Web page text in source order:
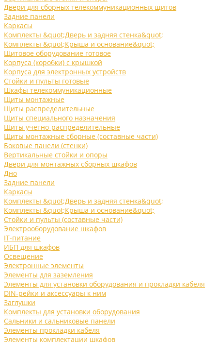
Двери для сборных телекоммуникационных щитов
Задние панели
Каркасы
Комплекты &quot;Дверь и задняя стенка&quot;
Комплекты &quot;Крыша и основание&quot;
Щитовое оборудование готовое
Корпуса (коробки) с крышкой
Корпуса для электронных устройств
Стойки и пульты готовые
Шкафы телекоммуникационные
Щиты монтажные
Щиты распределительные
Щиты специального назначения
Щиты учетно-распределительные
Щиты монтажные сборные (составные части)
Боковые панели (стенки)
Вертикальные стойки и опоры
Двери для монтажных сборных шкафов
Дно
Задние панели
Каркасы
Комплекты &quot;Дверь и задняя стенка&quot;
Комплекты &quot;Крыша и основание&quot;
Стойки и пульты (составные части)
Электрооборудование шкафов
IT-питание
ИБП для шкафов
Освещение
Электронные элементы
Элементы для заземления
Элементы для установки оборудования и прокладки кабеля
DIN-рейки и аксессуары к ним
Заглушки
Комплекты для установки оборудования
Сальники и сальниковые панели
Элементы прокладки кабеля
Элементы комплектации шкафов